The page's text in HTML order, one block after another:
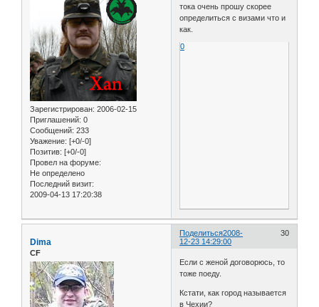
Зарегистрирован: 2006-02-15
Приглашений: 0
Сообщений: 233
Уважение: [+0/-0]
Позитив: [+0/-0]
Провел на форуме:
Не определено
Последний визит:
2009-04-13 17:20:38
тока очень прошу скорее
определиться с визами что и
как.
0
Поделиться 30
2008-
12-23 14:29:00
Dima
CF
Если с женой договорюсь, то
тоже поеду.
Кстати, как город называется
в Чехии?